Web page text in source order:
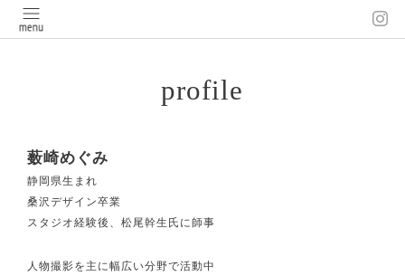
profile
薮崎めぐみ
静岡県生まれ
桑沢デザイン卒業
スタジオ経験後、松尾幹生氏に師事
人物撮影を主に幅広い分野で活動中